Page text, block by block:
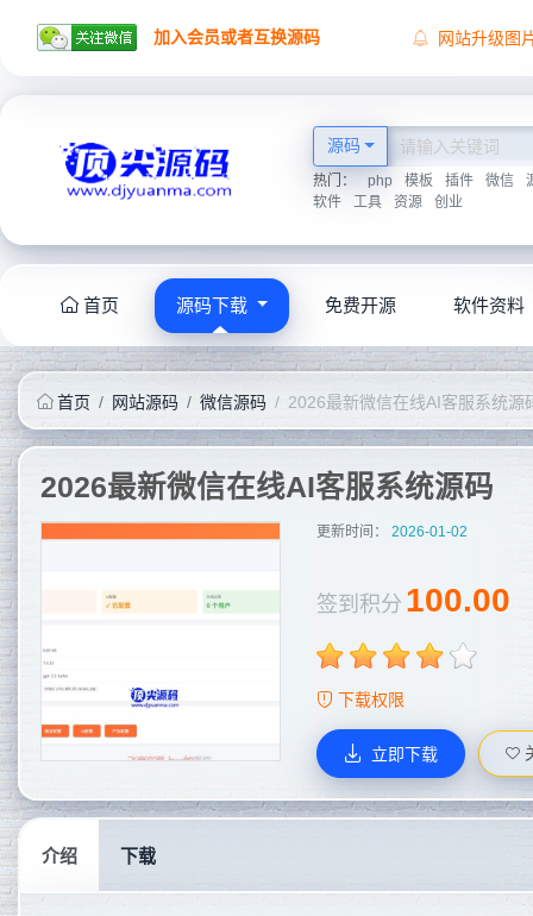
加入会员或者互换源码
网站升级图
源码
热门： php 模板 插件 微信
软件
工具 资源 创业
首页 源码下载 免费开源 软件资料
首页 网站源码 微信源码 2026最新微信在线AI客服系统源
2026最新微信在线AI客服系统源码
更新时间： 2026-01-02
签到积分 100.00
下载权限
立即下载
介绍 下载